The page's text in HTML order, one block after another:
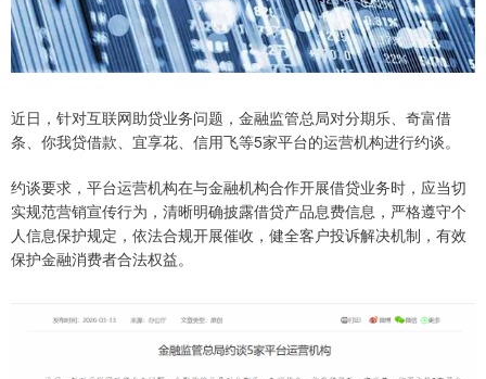
近日，针对互联网助贷业务问题，金融监管总局对分期乐、奇富借
条、你我贷借款、宜享花、信用飞等5家平台的运营机构进行约谈。
约谈要求，平台运营机构在与金融机构合作开展借贷业务时，应当切
实规范营销宣传行为，清晰明确披露借贷产品息费信息，严格遵守个
人信息保护规定，依法合规开展催收，健全客户投诉解决机制，有效
保护金融消费者合法权益。